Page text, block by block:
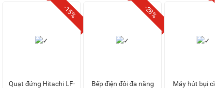
-15%
Quạt đứng Hitachi LF-
-28%
Bếp điện đôi đa năng
Máy hút bụi